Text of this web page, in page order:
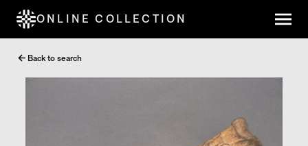
ONLINE COLLECTION
Back to search